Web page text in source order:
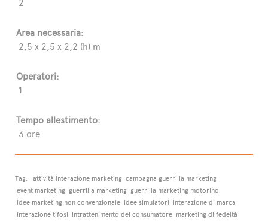
2
Area necessaria:
2,5 x 2,5 x 2,2 (h) m
Operatori:
1
Tempo allestimento:
3 ore
Tag: attività interazione marketing campagna guerrilla marketing
event marketing guerrilla marketing guerrilla marketing motorino
idee marketing non convenzionale idee simulatori interazione di marca
interazione tifosi intrattenimento del consumatore marketing di fedeltà